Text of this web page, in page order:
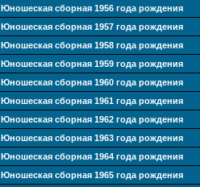
Юношеская сборная 1956 года рождения
Юношеская сборная 1957 года рождения
Юношеская сборная 1958 года рождения
Юношеская сборная 1959 года рождения
Юношеская сборная 1960 года рождения
Юношеская сборная 1961 года рождения
Юношеская сборная 1962 года рождения
Юношеская сборная 1963 года рождения
Юношеская сборная 1964 года рождения
Юношеская сборная 1965 года рождения